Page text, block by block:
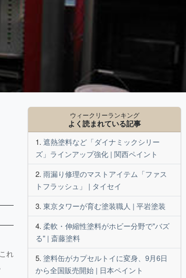
れ
ウィークリーランキング
よく読まれている記事
遮熱塗料など「ダイナミックシリー
ズ」ラインアップ強化 | 関西ペイント
雨漏り修理のマストアイテム「ファス
トフラッシュ」 | タイセイ
東京タワーが育む塗装職人 | 平岩塗装
柔軟・伸縮性塗料がホビー分野で"バズ
る" | 斎藤塗料
塗料缶がカプセルトイに変身、9月6日
から全国販売開始 | 日本ペイント